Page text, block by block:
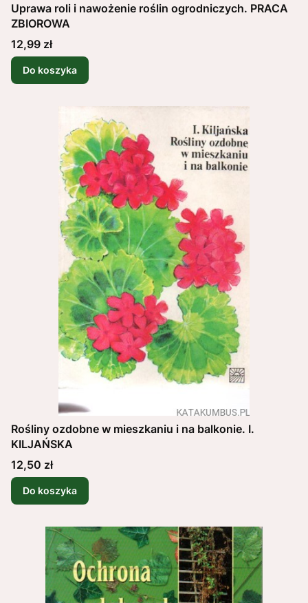
Uprawa roli i nawożenie roślin ogrodniczych. PRACA
ZBIOROWA
Cena
12,99 zł
Do koszyka
Rośliny ozdobne w mieszkaniu i na balkonie. I.
KILJAŃSKA
Cena
12,50 zł
Do koszyka